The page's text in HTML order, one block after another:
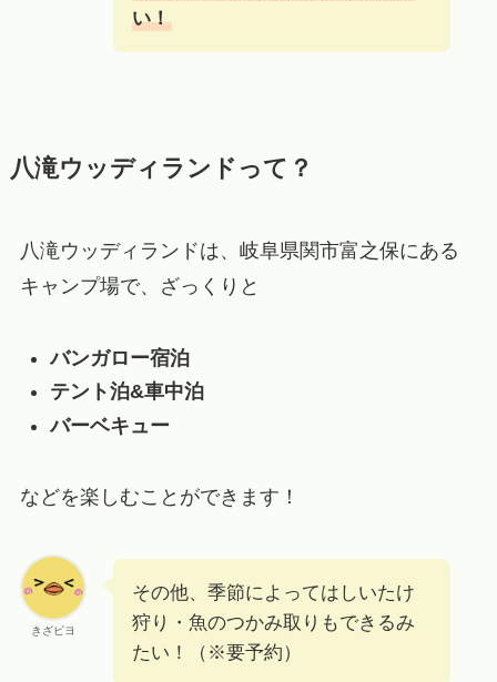
い！
八滝ウッディランドって？
八滝ウッディランドは、岐阜県関市富之保にある
キャンプ場で、ざっくりと
バンガロー宿泊
テント泊&車中泊
バーベキュー
などを楽しむことができます！
きざピヨ
その他、季節によってはしいたけ
狩り・魚のつかみ取りもできるみ
たい！（※要予約）